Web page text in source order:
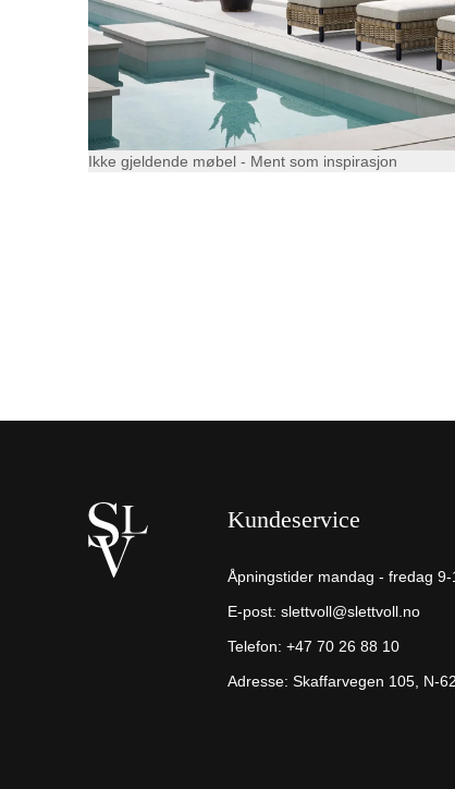
Ikke gjeldende møbel - Ment som inspirasjon
Kundeservice
Åpningstider mandag - fredag 9-
E-post:slettvoll@slettvoll.no
Telefon:+47 70 26 88 10
Adresse: Skaffarvegen 105, N-